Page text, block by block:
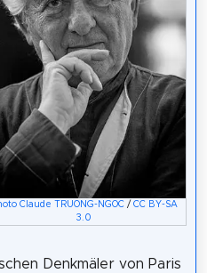
Claude TRUONG-NGOC /CC BY-SA
3.0
Denkmäler von Paris